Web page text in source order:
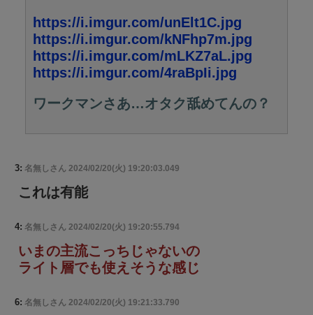
https://i.imgur.com/unElt1C.jpg
https://i.imgur.com/kNFhp7m.jpg
https://i.imgur.com/mLKZ7aL.jpg
https://i.imgur.com/4raBpIi.jpg
ワークマンさあ…オタク舐めてんの？
3: 名無しさん 2024/02/20(火) 19:20:03.049
これは有能
4: 名無しさん 2024/02/20(火) 19:20:55.794
いまの主流こっちじゃないの
ライト層でも使えそうな感じ
6: 名無しさん 2024/02/20(火) 19:21:33.790